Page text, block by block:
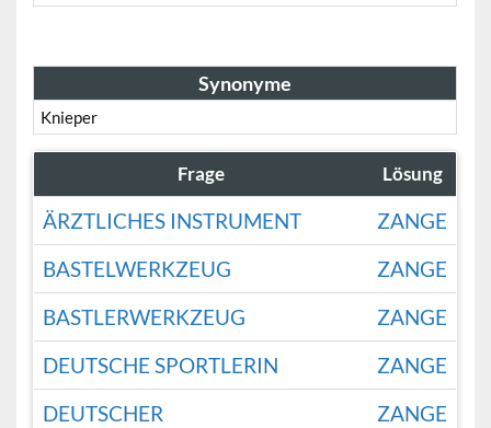
Synonyme
Knieper
Frage Lösung
ÄRZTLICHES INSTRUMENT
ZANGE
BASTELWERKZEUG
ZANGE
BASTLERWERKZEUG
ZANGE
DEUTSCHE SPORTLERIN
ZANGE
DEUTSCHER
ZANGE